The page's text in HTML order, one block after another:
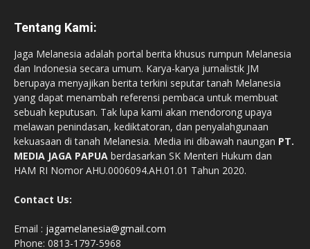
Tentang Kami:
Jaga Melanesia adalah portal berita khusus rumpun Melanesia
dan Indonesia secara umum. Karya-karya jurnalistik JM
berupaya menyajikan berita terkini seputar tanah Melanesia
yang dapat menambah referensi pembaca untuk membuat
sebuah keputusan. Tak lupa kami akan mendorong upaya
melawan penindasan, kediktatoran, dan penyalahgunaan
kekuasaan di tanah Melanesia. Media ini dibawah naungan PT.
MEDIA JAGA PAPUA berdasarkan SK Menteri Hukum dan
HAM RI Nomor AHU.0006094.AH.01.01 Tahun 2020.
Contact Us:
Email : jagamelanesia@gmail.com
Phone: 0813-1797-5968